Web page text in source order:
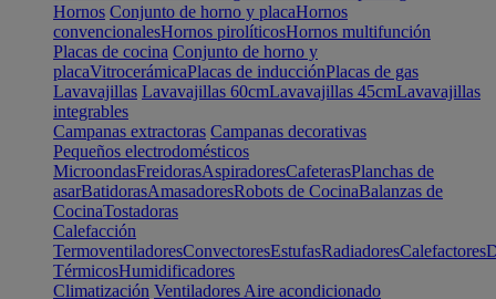
Hornos Conjunto de horno y placaHornos
convencionalesHornos pirolíticosHornos multifunción
Placas de cocina Conjunto de horno y
placaVitrocerámicaPlacas de inducciónPlacas de gas
Lavavajillas Lavavajillas 60cmLavavajillas 45cmLavavajillas
integrables
Campanas extractoras Campanas decorativas
Pequeños electrodomésticos
MicroondasFreidorasAspiradoresCafeterasPlanchas de
asarBatidorasAmasadoresRobots de CocinaBalanzas de
CocinaTostadoras
Calefacción
TermoventiladoresConvectoresEstufasRadiadoresCalefactores
TérmicosHumidificadores
Climatización Ventiladores Aire acondicionado